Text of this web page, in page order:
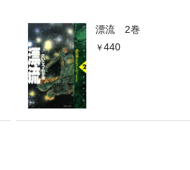
漂流 2巻
440